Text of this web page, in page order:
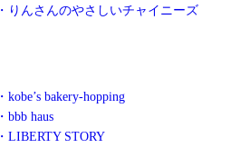
・りんさんのやさしいチャイニーズ
・kobe’s bakery-hopping
・bbb haus
・LIBERTY STORY